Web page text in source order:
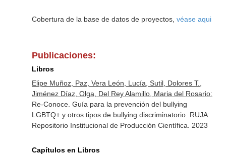
Cobertura de la base de datos de proyectos, véase aqui
Publicaciones:
Libros
Elipe Muñoz, Paz, Vera León, Lucía, Sutil, Dolores T.,
Jiménez Díaz, Olga, Del Rey Alamillo, Maria del Rosario:
Re-Conoce. Guía para la prevención del bullying
LGBTQ+ y otros tipos de bullying discriminatorio. RUJA:
Repositorio Institucional de Producción Científica. 2023
Capítulos en Libros